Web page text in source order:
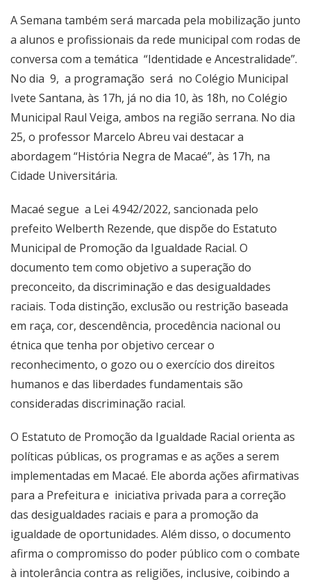
A Semana também será marcada pela mobilização junto
a alunos e profissionais da rede municipal com rodas de
conversa com a temática “Identidade e Ancestralidade”.
No dia 9, a programação será no Colégio Municipal
Ivete Santana, às 17h, já no dia 10, às 18h, no Colégio
Municipal Raul Veiga, ambos na região serrana. No dia
25, o professor Marcelo Abreu vai destacar a
abordagem “História Negra de Macaé”, às 17h, na
Cidade Universitária.
Macaé segue a Lei 4.942/2022, sancionada pelo
prefeito Welberth Rezende, que dispõe do Estatuto
Municipal de Promoção da Igualdade Racial. O
documento tem como objetivo a superação do
preconceito, da discriminação e das desigualdades
raciais. Toda distinção, exclusão ou restrição baseada
em raça, cor, descendência, procedência nacional ou
étnica que tenha por objetivo cercear o
reconhecimento, o gozo ou o exercício dos direitos
humanos e das liberdades fundamentais são
consideradas discriminação racial.
O Estatuto de Promoção da Igualdade Racial orienta as
políticas públicas, os programas e as ações a serem
implementadas em Macaé. Ele aborda ações afirmativas
para a Prefeitura e iniciativa privada para a correção
das desigualdades raciais e para a promoção da
igualdade de oportunidades. Além disso, o documento
afirma o compromisso do poder público com o combate
à intolerância contra as religiões, inclusive, coibindo a